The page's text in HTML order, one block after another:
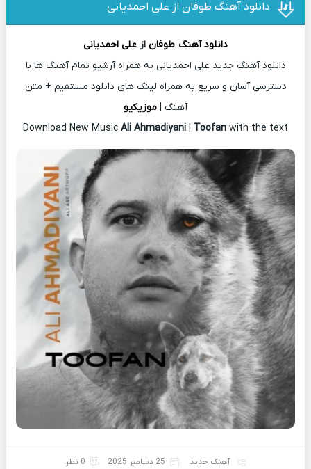
دانلود آهنگ طوفان از علی احمدیانی
دانلود آهنگ طوفان از علی احمدیانی
دانلود آهنگ جدید علی احمدیانی به همراه آرشیو تمام آهنگ ها با
دسترسی آسان و سریع به همراه لینک های دانلود مستقیم + متن
آهنگ | موزیکیو
Download New Music Ali Ahmadiyani | Toofan with the text
آهنگ جدید 25 دسامبر 2025 0 نظر